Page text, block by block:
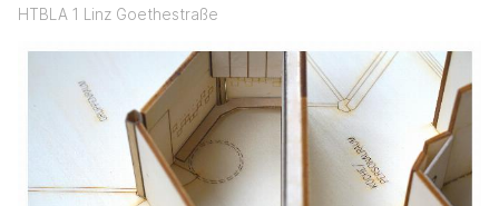
HTBLA 1 Linz Goethestraße